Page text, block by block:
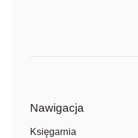
Nawigacja
Księgarnia